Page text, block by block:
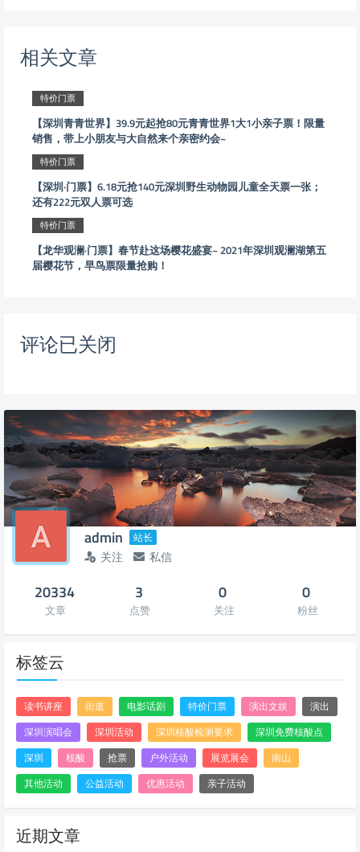
相关文章
特价门票
【深圳青青世界】39.9元起抢80元青青世界1大1小亲子票！限量
销售，带上小朋友与大自然来个亲密约会~
特价门票
【深圳·门票】6.18元抢140元深圳野生动物园儿童全天票一张；
还有222元双人票可选
特价门票
【龙华观澜·门票】春节赴这场樱花盛宴~ 2021年深圳观澜湖第五
届樱花节，早鸟票限量抢购！
评论已关闭
admin 站长
关注 私信
20334
文章
3
点赞
0
关注
0
粉丝
标签云
读书讲座 街道 电影话剧 特价门票 演出文娱
演出
深圳演唱会
深圳活动 深圳核酸检测要求
深圳免费核酸点
深圳
核酸 抢票 户外活动 展览展会
南山
其他活动
公益活动 优惠活动 亲子活动
近期文章